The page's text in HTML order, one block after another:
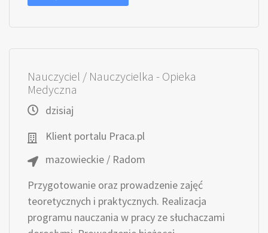
Nauczyciel / Nauczycielka - Opieka
Medyczna
dzisiaj
Klient portalu Praca.pl
mazowieckie / Radom
Przygotowanie oraz prowadzenie zajęć
teoretycznych i praktycznych. Realizacja
programu nauczania w pracy ze słuchaczami